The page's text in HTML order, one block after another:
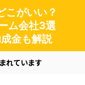
こがいい？
ム会社3選
金も解説
れています